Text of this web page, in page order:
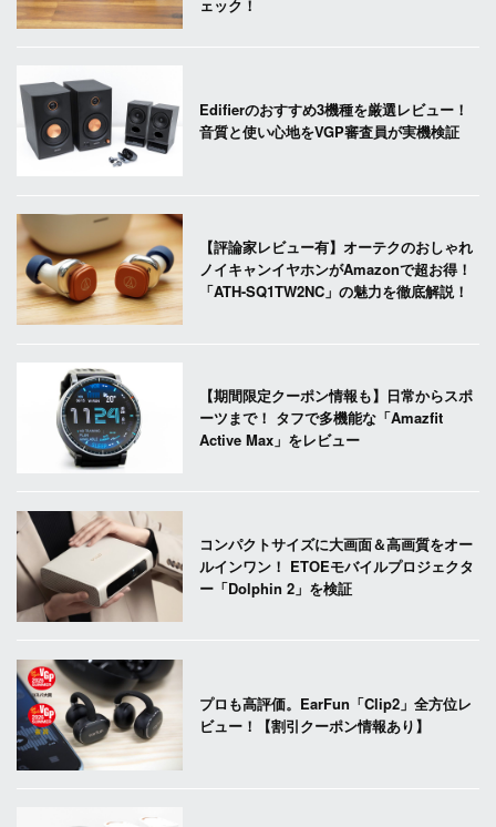
ェック！
Edifierのおすすめ3機種を厳選レビュー！
音質と使い心地をVGP審査員が実機検証
【評論家レビュー有】オーテクのおしゃれ
ノイキャンイヤホンがAmazonで超お得！
「ATH-SQ1TW2NC」の魅力を徹底解説！
【期間限定クーポン情報も】日常からスポ
ーツまで！ タフで多機能な「Amazfit
Active Max」をレビュー
コンパクトサイズに大画面＆高画質をオー
ルインワン！ ETOEモバイルプロジェクタ
ー「Dolphin 2」を検証
プロも高評価。EarFun「Clip2」全方位レ
ビュー！【割引クーポン情報あり】